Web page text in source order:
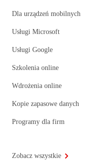
Dla urządzeń mobilnych
Usługi Microsoft
Usługi Google
Szkolenia online
Wdrożenia online
Kopie zapasowe danych
Programy dla firm
Zobacz wszystkie